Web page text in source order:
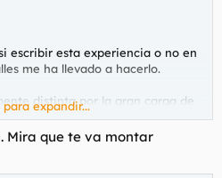
escribir esta experiencia o no en
me ha llevado a hacerlo.
distinta por la gran carga de
del Este como es Alexandra.
comparaciones sobre su
sido completamente
para expandir...
Mira que te va montar